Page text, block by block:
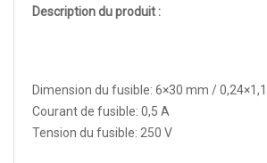
Description du produit :
Dimension du fusible: 6×30 mm /
Courant de fusible: 0,5 A
Tension du fusible: 250 V